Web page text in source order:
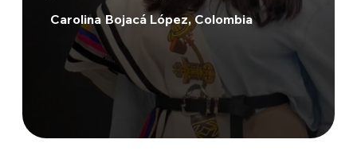
Carolina Bojacá López, Colombia